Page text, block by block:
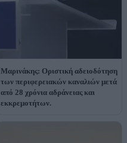
Μαρινάκης: Οριστική αδειοδότηση
των περιφερειακών καναλιών μετά
από 28 χρόνια αδράνειας και
εκκρεμοτήτων.